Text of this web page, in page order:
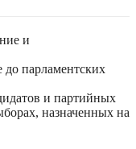
и
до парламентских
и партийных
назначенных на